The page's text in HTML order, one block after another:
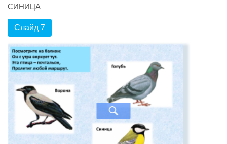
СИНИЦА
Слайд 7